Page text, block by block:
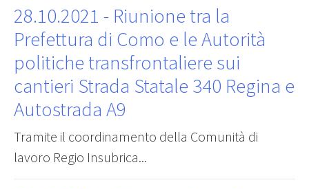
28.10.2021 - Riunione tra la
Prefettura di Como e le Autorità
politiche transfrontaliere sui
cantieri Strada Statale 340 Regina e
Autostrada A9
Tramite il coordinamento della Comunità di
lavoro Regio Insubrica...